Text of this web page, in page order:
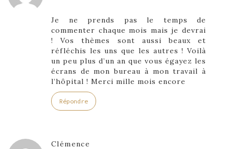
Je ne prends pas le temps de
commenter chaque mois mais je devrai
! Vos thèmes sont aussi beaux et
réfléchis les uns que les autres ! Voilà
un peu plus d’un an que vous égayez les
écrans de mon bureau à mon travail à
l’hôpital ! Merci mille mois encore
Répondre
Clémence